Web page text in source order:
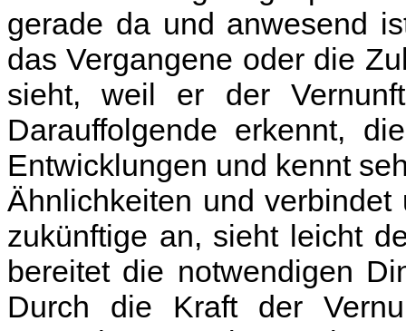
gerade da und anwesend
das Vergangene oder die
sieht, weil er der
Darauffolgende erkennt,
Entwicklungen und kennt
Ähnlichkeiten und
zukünftige an, sieht leicht
bereitet die notwendigen
Durch die Kraft der